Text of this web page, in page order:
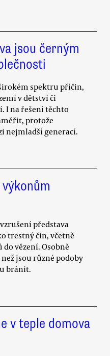
jsou černým
spektru příčin,
v dětství či
I na řešení těchto
protože
nejmladší generací.
představa
trestný čin, včetně
vězení. Osobně
jsou různé podoby
bránit.
v teple domova